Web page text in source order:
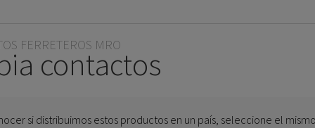
FERRETEROS MRO
contactos
si distribuimos estos productos en un país, seleccione el